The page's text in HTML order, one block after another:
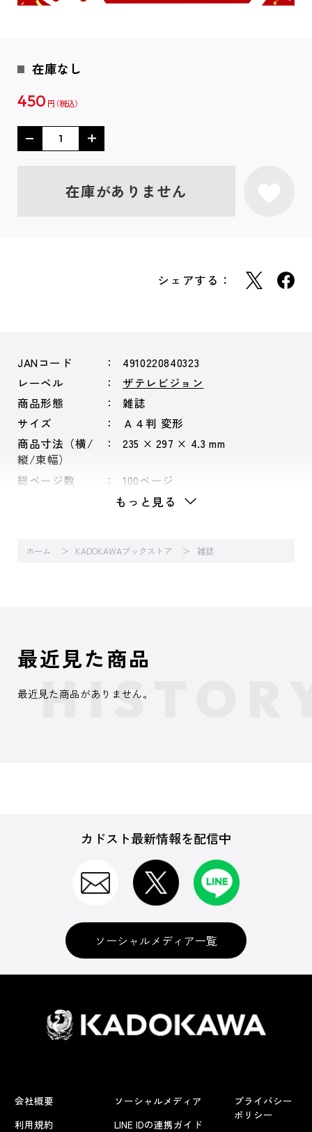
在庫なし
450 円
在庫がありません
シェアする：
JANコード
4910220840323
レーベル
ザテレビジョン
商品形態
雑誌
サイズ
Ａ４判 変形
商品寸法（横/
縦/束幅）
235 × 297 × 4.3 mm
総ページ数 100ページ
もっと見る
ホーム KADOKAWAブックストア 雑誌
最近見た商品
最近見た商品がありません。
カドスト最新情報を配信中
ソーシャルメディア一覧
会社概要
利用規約
ソーシャルメディア
LINE IDの連携ガイド
プライバシー
ポリシー